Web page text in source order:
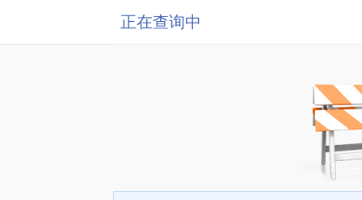
正在查询中